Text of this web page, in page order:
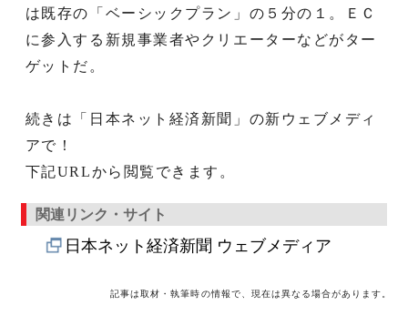
は既存の「ベーシックプラン」の５分の１。ＥＣ
に参入する新規事業者やクリエーターなどがター
ゲットだ。
続きは「日本ネット経済新聞」の新ウェブメディ
アで！
下記URLから閲覧できます。
関連リンク・サイト
日本ネット経済新聞 ウェブメディア
記事は取材・執筆時の情報で、現在は異なる場合があります。